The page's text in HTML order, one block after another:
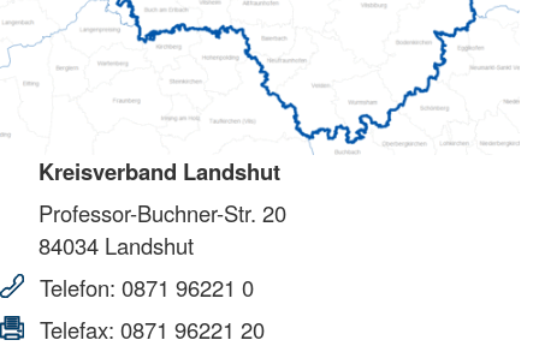
Kreisverband Landshut
Professor-Buchner-Str. 20
84034 Landshut
Telefon: 0871 96221 0
Telefax: 0871 96221 20